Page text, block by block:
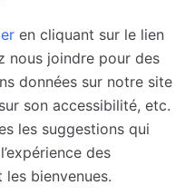
en cliquant sur le lien
nous joindre pour des
données sur notre site
son accessibilité, etc.
les suggestions qui
des
bienvenues.